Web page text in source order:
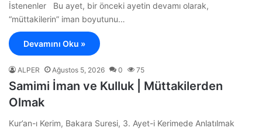
İstenenler Bu ayet, bir önceki ayetin devamı olarak,
“müttakilerin” iman boyutunu…
Devamını Oku »
ALPER Ağustos 5, 2026 0 75
Samimi İman ve Kulluk | Müttakilerden
Olmak
Kur’an-ı Kerim, Bakara Suresi, 3. Ayet-i Kerimede Anlatılmak